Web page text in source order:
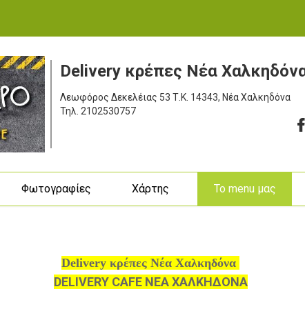
Delivery κρέπες Νέα
Λεωφόρος Δεκελέιας 53 Τ.Κ. 14343, Νέα Χαλκηδόνα
Τηλ. 2102530757
Φωτογραφίες Χάρτης To menu μας
Delivery κρέπες Νέα Χαλκηδόνα
DELIVERY CAFE ΝΕΑ ΧΑΛΚΗΔΟΝΑ